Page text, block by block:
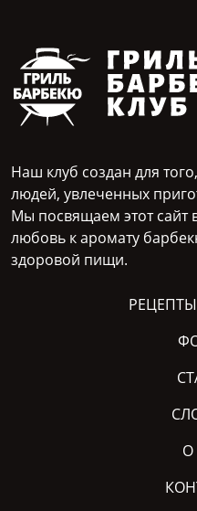
Наш клуб создан для
людей, увлеченных
Мы посвящаем этот сайт
любовь к аромату
здоровой пищи.
О